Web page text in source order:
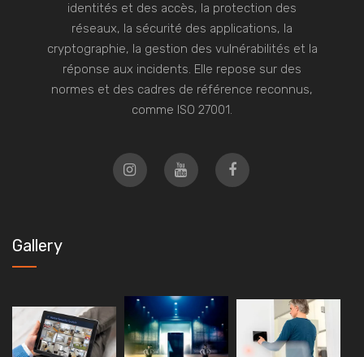
identités et des accès, la protection des
réseaux, la sécurité des applications, la
cryptographie, la gestion des vulnérabilités et la
réponse aux incidents. Elle repose sur des
normes et des cadres de référence reconnus,
comme ISO 27001.
Gallery